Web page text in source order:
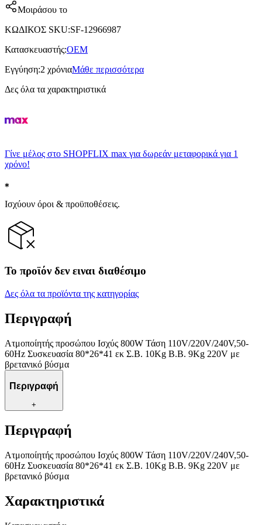
Μοιράσου το
ΚΩΔΙΚΟΣ SKU:SF-12966987
Κατασκευαστής:OEM
Εγγύηση:2 χρόνιαΜάθε περισσότερα
Δες όλα τα χαρακτηριστικά
Γίνε μέλος στο SHOPFLIX max για δωρεάν μεταφορικά για 1
χρόνο!
Ισχύουν όροι & προϋποθέσεις.
Το προϊόν δεν ειναι διαθέσιμο
Δες όλα τα προϊόντα της κατηγορίας
Περιγραφή
Ατμοποίητής προσώπου Ισχύς 800W Τάση 110V/220V/240V,50-
60Hz Συσκευασία 80*26*41 εκ Σ.Β. 10Kg Β.Β. 9Kg 220V με
βρετανικό βύσμα
Περιγραφή
+
Περιγραφή
Ατμοποίητής προσώπου Ισχύς 800W Τάση 110V/220V/240V,50-
60Hz Συσκευασία 80*26*41 εκ Σ.Β. 10Kg Β.Β. 9Kg 220V με
βρετανικό βύσμα
Χαρακτηριστικά